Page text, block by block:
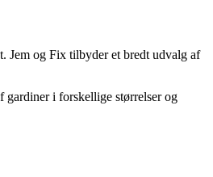
Jem og Fix tilbyder et bredt udvalg af
gardiner i forskellige størrelser og